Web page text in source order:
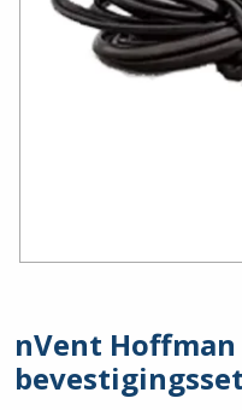
nVent
bevestigingsset